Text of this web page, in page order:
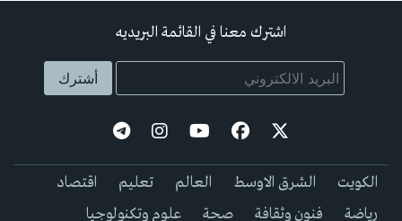
اشترك معنا في القائمة البريديه
الكويت الشرق الاوسط العالم تعليم
اقتصاد
رياضة
فنون وثقافة صحة علوم وتكنولوجيا